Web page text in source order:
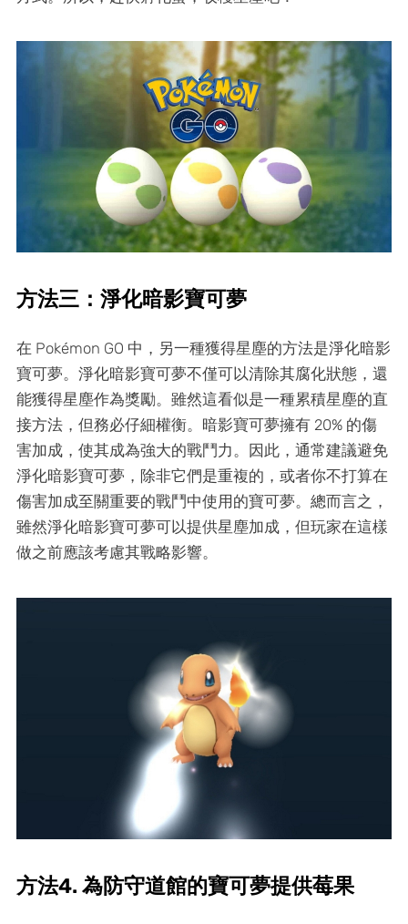
方法三：淨化暗影寶可夢
在 Pokémon GO 中，另一種獲得星塵的方法是淨化暗影
寶可夢。淨化暗影寶可夢不僅可以清除其腐化狀態，還
能獲得星塵作為獎勵。雖然這看似是一種累積星塵的直
接方法，但務必仔細權衡。暗影寶可夢擁有 20% 的傷
害加成，使其成為強大的戰鬥力。因此，通常建議避免
淨化暗影寶可夢，除非它們是重複的，或者你不打算在
傷害加成至關重要的戰鬥中使用的寶可夢。總而言之，
雖然淨化暗影寶可夢可以提供星塵加成，但玩家在這樣
做之前應該考慮其戰略影響。
方法4. 為防守道館的寶可夢提供莓果